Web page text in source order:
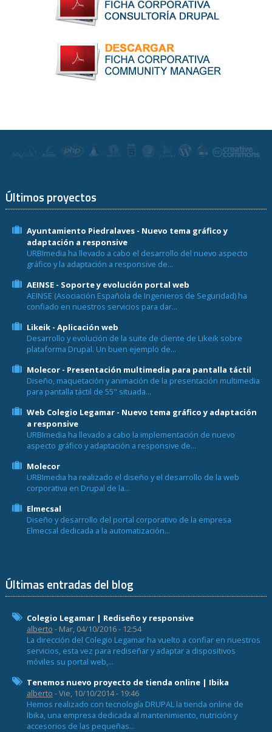
Últimos proyectos
Ayuntamiento Piedralaves - Nuevo tema gráfico y
adaptación a responsive
URBImedia ha llevado a cabo el desarrollo del nuevo aspecto
gráfico y la adaptación a responsive de...
AEINSE - Soporte y evolución portal web
AEINSE (Asociación Española de Ingenieros de Seguridad) ha
confiado en nuestros servicios para dar...
Likeik - Aplicación web
Desarrollo y evolución de la suite de cliente de Likeik sobre
plataforma Drupal. Un buen ejemplo de...
Molecor - Presentación multimedia para pantalla táctil
Diseño, maquetación y animación de la presentación multimedia
para pantalla táctil de 55" situada...
Web Colegio Legamar - Nuevo tema gráfico y adaptación
a responsive
URBImedia ha llevado a cabo la implementación de nuevo
aspecto gráfico y adaptación a responsive de...
Molecor
URBImedia ha realizado el diseño y el desarrollo de la web
corporativa en Drupal de la...
Elmecsal
Diseño y desarrollo del portal corporativo de la empresa
Elmecsal dedicada a la automatización...
Últimas entradas del blog
Colegio Legamar | Rediseño y responsive
alberto - Mar, 04/10/2016 - 12:54
La dirección del Colegio Legamar ha vuelto a confiar en nuestros
servicios, esta vez para rediseñar y adaptar a dispositivos
móviles su portal web,...
Tenemos nuevo proyecto de tienda online | Ibika
alberto - Vie, 10/10/2014 - 19:46
Hemos realizado con tecnología DRUPAL la tienda online de
Ibika, una empresa dedicada al mantenimiento, nutrición y
accesorios de las pequeñas...